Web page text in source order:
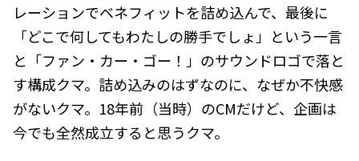
レーションでベネフィットを詰め込んで、最後に
「どこで何してもわたしの勝手でしょ」という一言
と「ファン・カー・ゴー！」のサウンドロゴで落と
す構成クマ。詰め込みのはずなのに、なぜか不快感
がないクマ。18年前（当時）のCMだけど、企画は
今でも全然成立すると思うクマ。